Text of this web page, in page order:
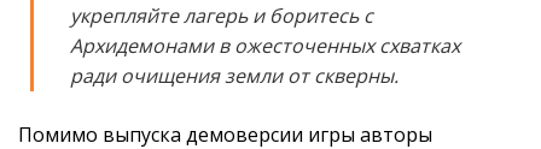
укрепляйте лагерь и боритесь с
Архидемонами в ожесточенных схватках
ради очищения земли от скверны.
Помимо выпуска демоверсии игры авторы